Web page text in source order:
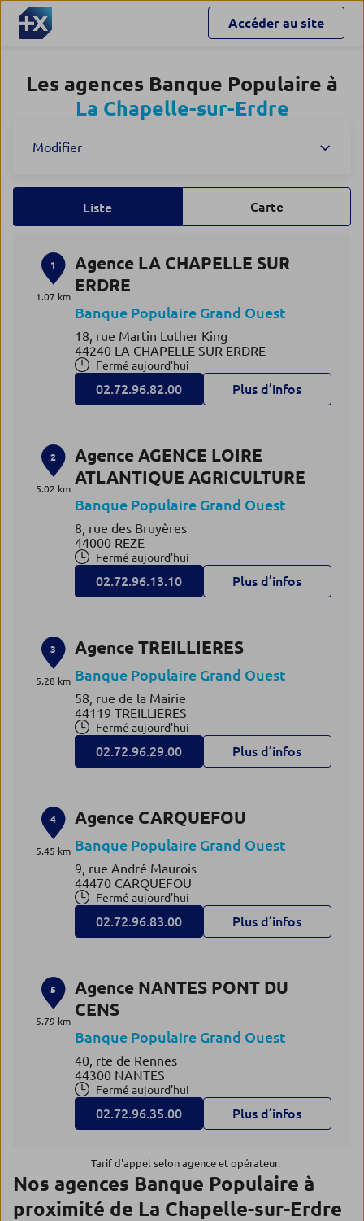
Accéder au site
Les agences Banque Populaire à
La Chapelle-sur-Erdre
Modifier
Liste Carte
1
1.07 km
Agence LA CHAPELLE SUR
ERDRE
Banque Populaire Grand Ouest
18, rue Martin Luther King
44240 LA CHAPELLE SUR ERDRE
Fermé aujourd'hui
02.72.96.82.00 Plus d’infos
2
5.02 km
Agence AGENCE LOIRE
ATLANTIQUE AGRICULTURE
Banque Populaire Grand Ouest
8, rue des Bruyères
44000 REZE
Fermé aujourd'hui
02.72.96.13.10 Plus d’infos
3
5.28 km
Agence TREILLIERES
Banque Populaire Grand Ouest
58, rue de la Mairie
44119 TREILLIERES
Fermé aujourd'hui
02.72.96.29.00 Plus d’infos
4
5.45 km
Agence CARQUEFOU
Banque Populaire Grand Ouest
9, rue André Maurois
44470 CARQUEFOU
Fermé aujourd'hui
02.72.96.83.00 Plus d’infos
5
5.79 km
Agence NANTES PONT DU
CENS
Banque Populaire Grand Ouest
40, rte de Rennes
44300 NANTES
Fermé aujourd'hui
02.72.96.35.00 Plus d’infos
Tarif d'appel selon agence et opérateur.
Nos agences Banque Populaire à
proximité de La Chapelle-sur-Erdre